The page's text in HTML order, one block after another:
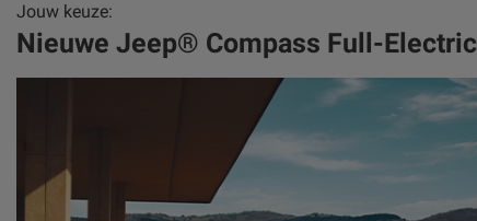
Jouw keuze:
Nieuwe Jeep® Compass Full-Electric